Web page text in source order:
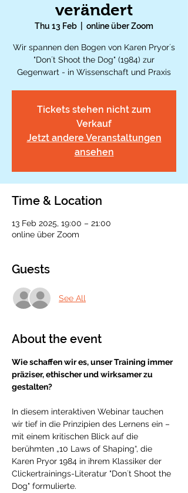
verändert
Thu 13 Feb online über Zoom
Wir spannen den Bogen von Karen Pryor´s
"Don´t Shoot the Dog" (1984) zur
Gegenwart - in Wissenschaft und Praxis
Tickets stehen nicht zum
Verkauf
Jetzt andere Veranstaltungen
ansehen
Time & Location
13 Feb 2025, 19:00 – 21:00
online über Zoom
Guests
See All
About the event
Wie schaffen wir es, unser Training immer
präziser, ethischer und wirksamer zu
gestalten?
In diesem interaktiven Webinar tauchen
wir tief in die Prinzipien des Lernens ein –
mit einem kritischen Blick auf die
berühmten „10 Laws of Shaping“, die
Karen Pryor 1984 in ihrem Klassiker der
Clickertrainings-Literatur "Don´t Shoot the
Dog" formulierte.